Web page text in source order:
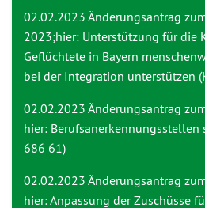
02.02.2023 Änderungsantrag
2023;hier: Unterstützung für die
Geflüchtete in Bayern
bei der Integration unterstützen
02.02.2023 Änderungsantrag
hier: Berufsanerkennungsstellen
686 61)
02.02.2023 Änderungsantrag
hier: Anpassung der Zuschüsse